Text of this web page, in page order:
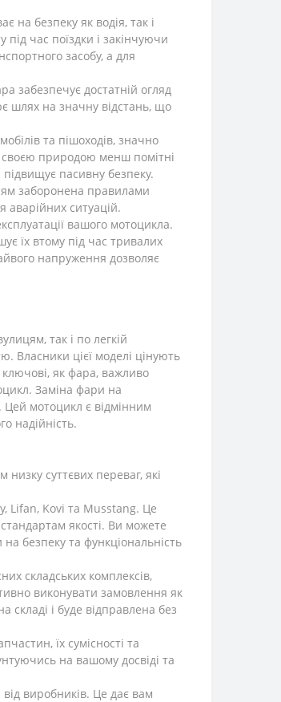
на безпеку як водія, так і
час поїздки і закінчуючи
засобу, а для
забезпечує достатній огляд
шлях на значну відстань, що
та пішоходів, значно
своєю природою менш помітні
пасивну безпеку.
заборонена правилами
ситуацій.
вашого мотоцикла.
їх втому під час тривалих
напруження дозволяє
так і по легкій
Власники цієї моделі цінують
ключові, як фара, важливо
Заміна фари на
Цей мотоцикл є відмінним
надійність.
суттєвих переваг, які
Lifan, Kovi та Musstang. Це
якості. Ви можете
безпеку та функціональність
складських комплексів,
виконувати замовлення як
складі і буде відправлена без
їх сумісності та
на вашому досвіді та
виробників. Це дає вам